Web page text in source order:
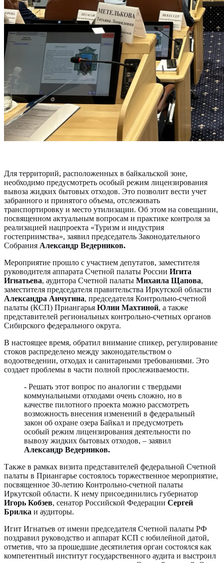
Для территорий, расположенных в байкальской зоне,
необходимо предусмотреть особый режим лицензирования
вывоза жидких бытовых отходов. Это позволит вести учет
забранного и принятого объема, отслеживать
транспортировку и место утилизации. Об этом на совещании,
посвященном актуальным вопросам и практике контроля за
реализацией нацпроекта «Туризм и индустрия
гостеприимства», заявил председатель Законодательного
Собрания Александр Ведерников.
Мероприятие прошло с участием депутатов, заместителя
руководителя аппарата Счетной палаты России Игита
Игнатьева, аудитора Счетной палаты Михаила Щапова,
заместителя председателя правительства Иркутской области
Александра Анчугина, председателя Контрольно-счетной
палаты (КСП) Приангарья Юлии Махтиной, а также
представителей региональных контрольно-счетных органов
Сибирского федерального округа.
В настоящее время, обратил внимание спикер, регулирование
стоков распределено между законодательством о
водоотведении, отходах и санитарными требованиями. Это
создает проблемы в части полной прослеживаемости.
- Решать этот вопрос по аналогии с твердыми
коммунальными отходами очень сложно, но в
качестве пилотного проекта можно рассмотреть
возможность внесения изменений в федеральный
закон об охране озера Байкал и предусмотреть
особый режим лицензирования деятельности по
вывозу жидких бытовых отходов, – заявил
Александр Ведерников.
Также в рамках визита представителей федеральной Счетной
палаты в Приангарье состоялось торжественное мероприятие,
посвященное 30-летию Контрольно-счетной палаты
Иркутской области. К нему присоединились губернатор
Игорь Кобзев, сенатор Российской Федерации Сергей
Брилка и аудиторы.
Игит Игнатьев от имени председателя Счетной палаты РФ
поздравил руководство и аппарат КСП с юбилейной датой,
отметив, что за прошедшие десятилетия орган состоялся как
компетентный институт государственного аудита и выстроил